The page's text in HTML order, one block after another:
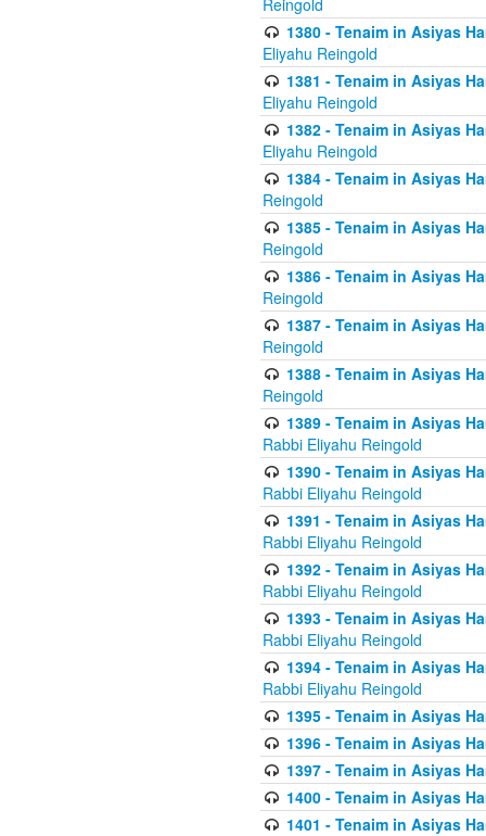
Reingold
1380 - Tenaim in Asiyas
Eliyahu Reingold
1381 - Tenaim in Asiyas
Eliyahu Reingold
1382 - Tenaim in Asiyas
Eliyahu Reingold
1384 - Tenaim in Asiyas
Reingold
1385 - Tenaim in Asiyas
Reingold
1386 - Tenaim in Asiyas
Reingold
1387 - Tenaim in Asiyas
Reingold
1388 - Tenaim in Asiyas
Reingold
1389 - Tenaim in Asiyas
Rabbi Eliyahu Reingold
1390 - Tenaim in Asiyas
Rabbi Eliyahu Reingold
1391 - Tenaim in Asiyas
Rabbi Eliyahu Reingold
1392 - Tenaim in Asiyas
Rabbi Eliyahu Reingold
1393 - Tenaim in Asiyas
Rabbi Eliyahu Reingold
1394 - Tenaim in Asiyas
Rabbi Eliyahu Reingold
1395 - Tenaim in Asiyas
1396 - Tenaim in Asiyas
1397 - Tenaim in Asiyas
1400 - Tenaim in Asiyas
1401 - Tenaim in Asiyas